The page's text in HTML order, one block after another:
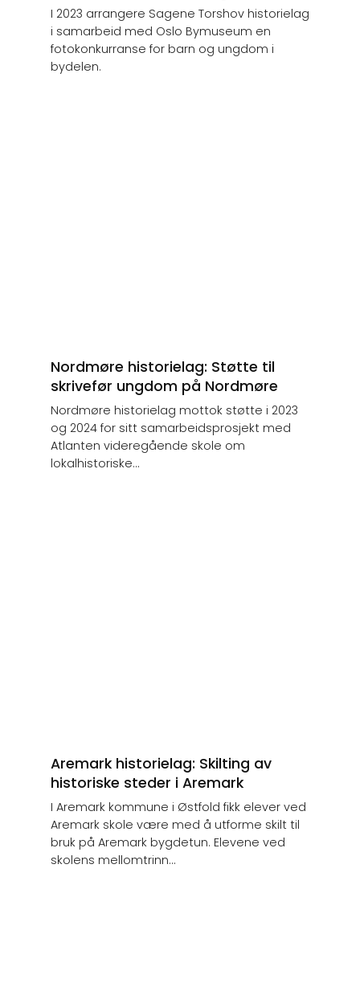
I 2023 arrangere Sagene Torshov historielag
i samarbeid med Oslo Bymuseum en
fotokonkurranse for barn og ungdom i
bydelen.
Nordmøre historielag: Støtte til
skrivefør ungdom på Nordmøre
Nordmøre historielag mottok støtte i 2023
og 2024 for sitt samarbeidsprosjekt med
Atlanten videregående skole om
lokalhistoriske...
Aremark historielag: Skilting av
historiske steder i Aremark
I Aremark kommune i Østfold fikk elever ved
Aremark skole være med å utforme skilt til
bruk på Aremark bygdetun. Elevene ved
skolens mellomtrinn...